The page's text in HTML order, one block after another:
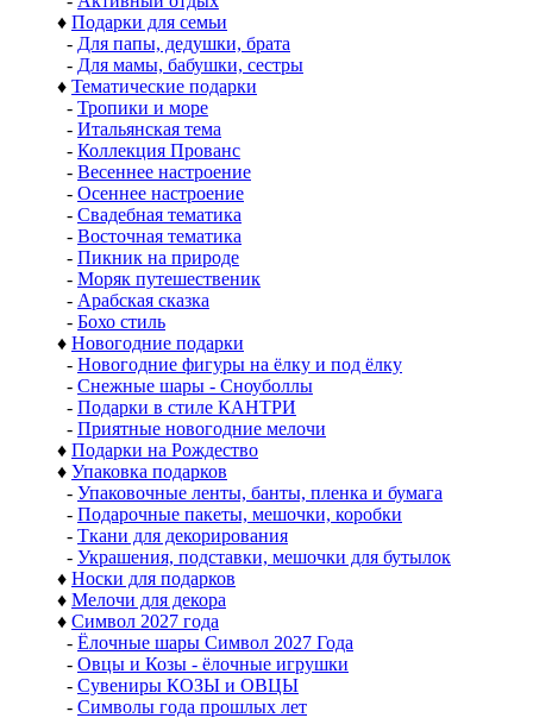
♦ Подарки для семьи
- Для папы, дедушки, брата
- Для мамы, бабушки, сестры
♦ Тематические подарки
- Тропики и море
- Итальянская тема
- Коллекция Прованс
- Весеннее настроение
- Осеннее настроение
- Свадебная тематика
- Восточная тематика
- Пикник на природе
- Моряк путешественик
- Арабская сказка
- Бохо стиль
♦ Новогодние подарки
- Новогодние фигуры на ёлку и под ёлку
- Снежные шары - Сноуболлы
- Подарки в стиле КАНТРИ
- Приятные новогодние мелочи
♦ Подарки на Рождество
♦ Упаковка подарков
- Упаковочные ленты, банты, пленка и бумага
- Подарочные пакеты, мешочки, коробки
- Ткани для декорирования
- Украшения, подставки, мешочки для бутылок
♦ Носки для подарков
♦ Мелочи для декора
♦ Символ 2027 года
- Ёлочные шары Символ 2027 Года
- Овцы и Козы - ёлочные игрушки
- Сувениры КОЗЫ и ОВЦЫ
- Символы года прошлых лет